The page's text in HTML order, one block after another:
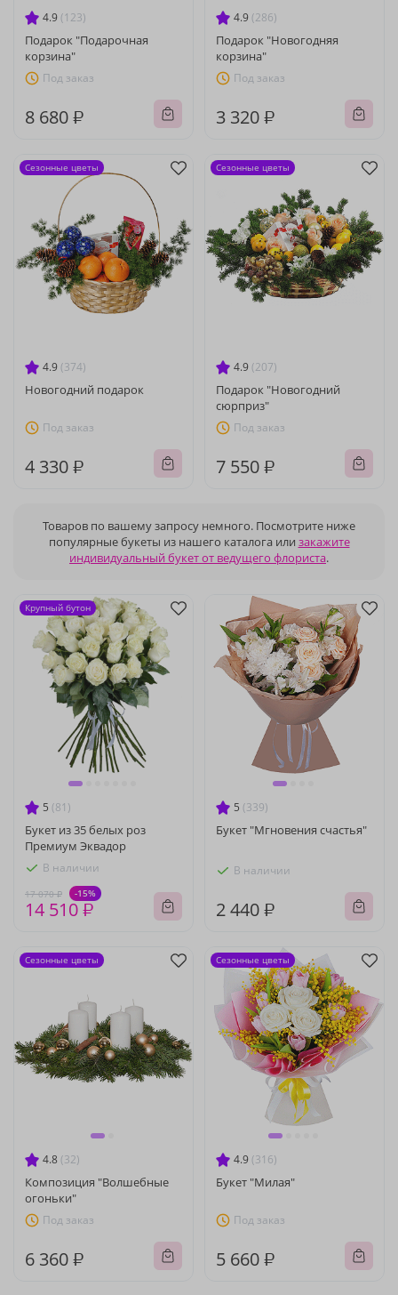
4.9 (123)
Подарок "Подарочная
корзина"
Под заказ
8 680 ₽
4.9 (286)
Подарок "Новогодняя
корзина"
Под заказ
3 320 ₽
4.9 (374)
Новогодний подарок
Под заказ
4 330 ₽
Сезонные цветы
4.9 (207)
Подарок "Новогодний
сюрприз"
Под заказ
7 550 ₽
Сезонные цветы
Товаров по вашему запросу немного. Посмотрите ниже
популярные букеты из нашего каталога или закажите
индивидуальный букет от ведущего флориста.
5 (81)
Букет из 35 белых роз
Премиум Эквадор
В наличии
17 070 ₽ -15%
14 510 ₽
Крупный бутон
5 (339)
Букет "Мгновения счастья"
В наличии
2 440 ₽
4.8 (32)
Композиция "Волшебные
огоньки"
Под заказ
6 360 ₽
Сезонные цветы
4.9 (316)
Букет "Милая"
Под заказ
5 660 ₽
Сезонные цветы